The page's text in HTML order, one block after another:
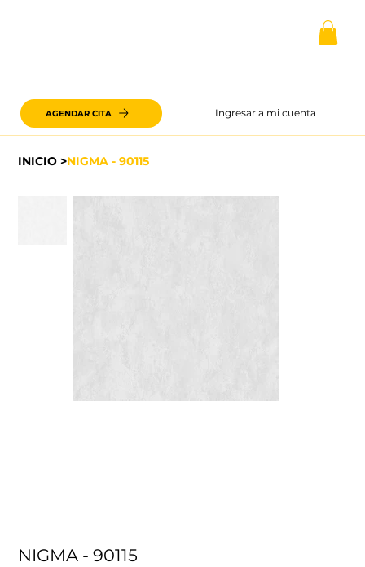
Ingresar a mi cuenta
AGENDAR CITA
INICIO >NIGMA - 90115
NIGMA - 90115